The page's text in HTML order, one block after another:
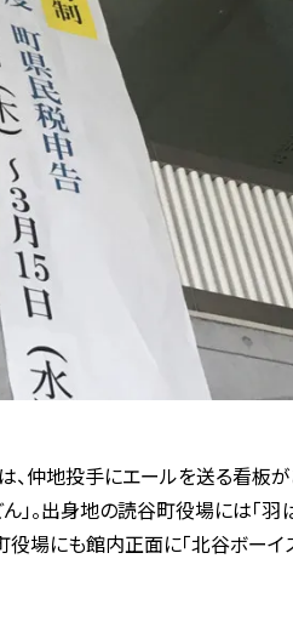
、仲地投手にエールを送る看板
」。出身地の読谷町役場には「羽
役場にも館内正面に「北谷ボーイ